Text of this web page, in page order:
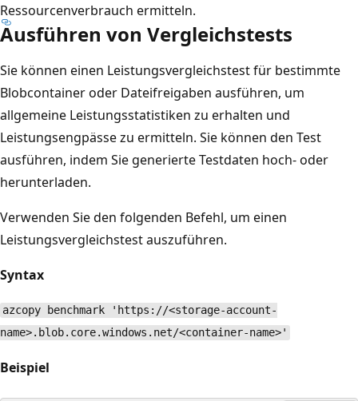
Ressourcenverbrauch ermitteln.
Ausführen von Vergleichstests
Sie können einen Leistungsvergleichstest für bestimmte
Blobcontainer oder Dateifreigaben ausführen, um
allgemeine Leistungsstatistiken zu erhalten und
Leistungsengpässe zu ermitteln. Sie können den Test
ausführen, indem Sie generierte Testdaten hoch- oder
herunterladen.
Verwenden Sie den folgenden Befehl, um einen
Leistungsvergleichstest auszuführen.
Syntax
azcopy benchmark 'https://<storage-account-
name>.blob.core.windows.net/<container-name>'
Beispiel